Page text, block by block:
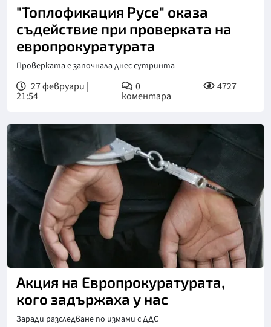
"Топлофикация Русе" оказа
съдействие при проверката на
европрокуратурата
Проверката е започнала днес сутринта
27 февруари |
21:54
0
коментара
4727
Акция на Европрокуратурата,
кого задържаха у нас
Заради разследване по измами с ДДС